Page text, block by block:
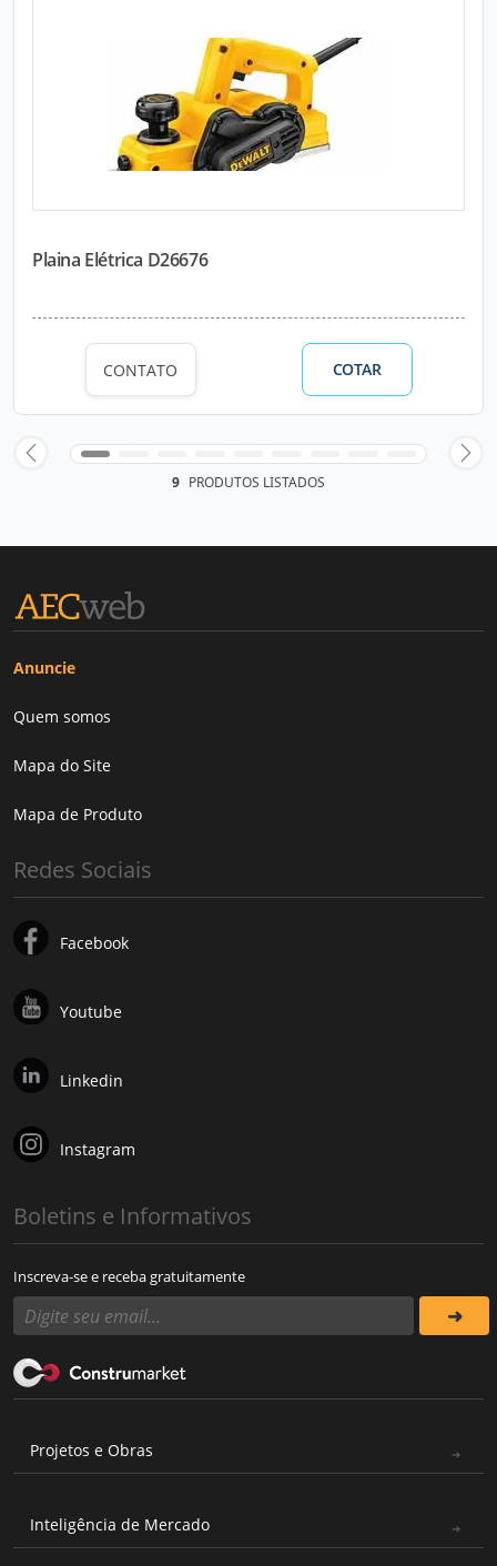
Plaina Elétrica D26676
CONTATO COTAR
9 PRODUTOS LISTADOS
Anuncie
Quem somos
Mapa do Site
Mapa de Produto
Redes Sociais
Facebook
Youtube
Linkedin
Instagram
Boletins e Informativos
Inscreva-se e receba gratuitamente
Projetos e Obras
Inteligência de Mercado